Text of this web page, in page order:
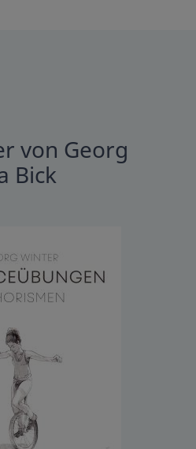
von Georg
Bick